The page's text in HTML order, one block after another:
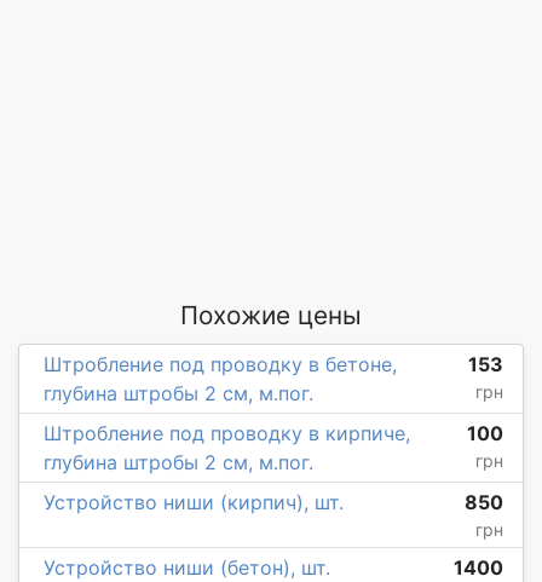
Похожие цены
Штробление под проводку в бетоне,
глубина штробы 2 см, м.пог.
153
грн
Штробление под проводку в кирпиче,
глубина штробы 2 см, м.пог.
100
грн
Устройство ниши (кирпич), шт. 850
грн
Устройство ниши (бетон), шт. 1400